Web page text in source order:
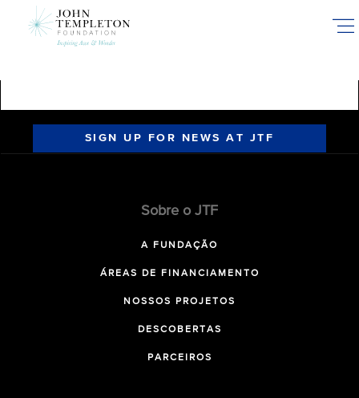
SIGN UP FOR NEWS AT JTF
Sobre o JTF
A FUNDAÇÃO
ÁREAS DE FINANCIAMENTO
NOSSOS PROJETOS
DESCOBERTAS
PARCEIROS